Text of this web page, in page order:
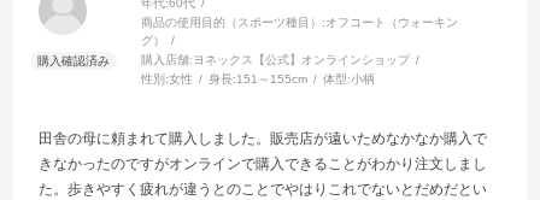
年代:60代
商品の使用目的（スポーツ種目）:オフコート（ウォーキン
グ）
購入店舗: ヨネックス【公式】オンラインショップ
性別:女性 身長:151～155cm 体型:小柄
田舎の母に頼まれて購入しました。販売店が遠いためなかなか購入で
きなかったのですがオンラインで購入できることがわかり注文しまし
た。歩きやすく疲れが違うとのことでやはりこれでないとだめだとい